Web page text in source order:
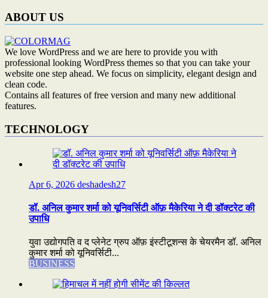
ABOUT US
We love WordPress and we are here to provide you with
professional looking WordPress themes so that you can take your
website one step ahead. We focus on simplicity, elegant design and
clean code.
Contains all features of free version and many new additional
features.
TECHNOLOGY
Apr 6, 2026 deshadesh27
डॉ. अनिल कुमार शर्मा को यूनिवर्सिटी ऑफ़ मैकेरिया ने दी डॉक्टरेट की
उपाधि
युवा उद्योगपति व द प्लेनेट ग्रुप ऑफ़ इंस्टीटूशन्स के चेयरमैन डॉ. अनिल
कुमार शर्मा को यूनिवर्सिटी...
BUSINESS